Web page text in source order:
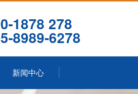
1878 278
8989-6278
新闻中心